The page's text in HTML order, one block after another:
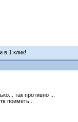
в 1 клик!
так противно ...
поиметь...